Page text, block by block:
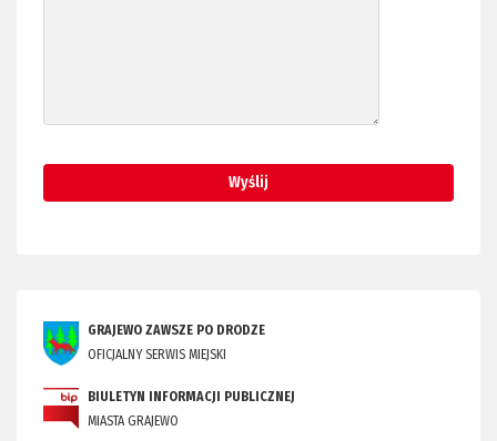
GRAJEWO ZAWSZE PO DRODZE
OFICJALNY SERWIS MIEJSKI
BIULETYN INFORMACJI PUBLICZNEJ
MIASTA GRAJEWO